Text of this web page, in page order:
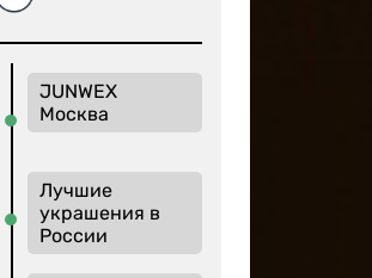
JUNWEX
Москва
Лучшие
украшения в
России